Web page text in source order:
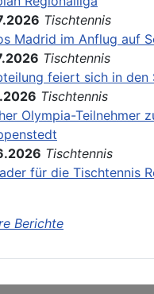
Tischtennis
Madrid im Anflug auf
Tischtennis
feiert sich in den
Tischtennis
Olympia-Teilnehmer
Tischtennis
für die Tischtennis
Berichte